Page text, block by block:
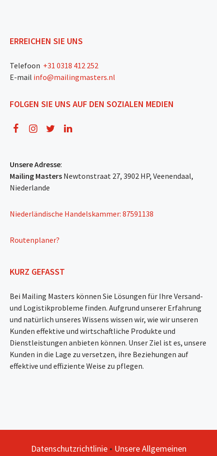
ERREICHEN SIE UNS
Telefoon +31 0318 412 252
E-mail info@mailingmasters.nl
FOLGEN SIE UNS AUF DEN SOZIALEN MEDIEN
Unsere Adresse:
Mailing Masters Newtonstraat 27, 3902 HP, Veenendaal,
Niederlande
Niederländische Handelskammer: 87591138
Routenplaner?
KURZ GEFASST
Bei Mailing Masters können Sie Lösungen für Ihre Versand-
und Logistikprobleme finden. Aufgrund unserer Erfahrung
und natürlich unseres Wissens wissen wir, wie wir unseren
Kunden effektive und wirtschaftliche Produkte und
Dienstleistungen anbieten können. Unser Ziel ist es, unsere
Kunden in die Lage zu versetzen, ihre Beziehungen auf
effektive und effiziente Weise zu pflegen.
Datenschutzrichtlinie• Unsere Allgemeinen